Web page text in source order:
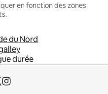
en fonction des zones
du Nord
durée